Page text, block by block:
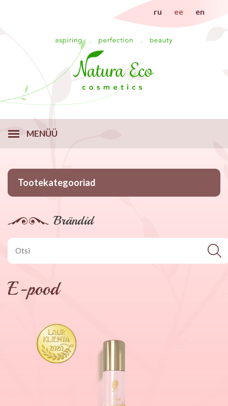
ru ee en
MENÜÜ
Tootekategooriad
Brändid
E-pood